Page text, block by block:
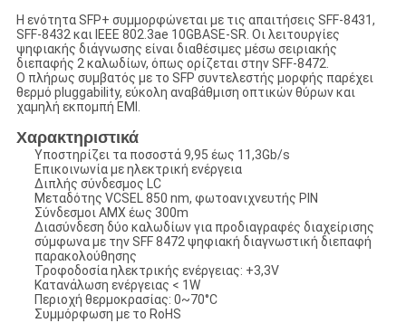
Η ενότητα SFP+ συμμορφώνεται με τις απαιτήσεις SFF-8431,
SFF-8432 και IEEE 802.3ae 10GBASE-SR. Οι λειτουργίες
ψηφιακής διάγνωσης είναι διαθέσιμες μέσω σειριακής
διεπαφής 2 καλωδίων, όπως ορίζεται στην SFF-8472.
Ο πλήρως συμβατός με το SFP συντελεστής μορφής παρέχει
θερμό pluggability, εύκολη αναβάθμιση οπτικών θύρων και
χαμηλή εκπομπή EMI.
Χαρακτηριστικά
Υποστηρίζει τα ποσοστά 9,95 έως 11,3Gb/s
Επικοινωνία με ηλεκτρική ενέργεια
Διπλής σύνδεσμος LC
Μεταδότης VCSEL 850 nm, φωτοανιχνευτής PIN
Σύνδεσμοι ΑΜΧ έως 300m
Διασύνδεση δύο καλωδίων για προδιαγραφές διαχείρισης
σύμφωνα με την SFF 8472 ψηφιακή διαγνωστική διεπαφή
παρακολούθησης
Τροφοδοσία ηλεκτρικής ενέργειας: +3,3V
Κατανάλωση ενέργειας < 1W
Περιοχή θερμοκρασίας: 0~70°C
Συμμόρφωση με το RoHS